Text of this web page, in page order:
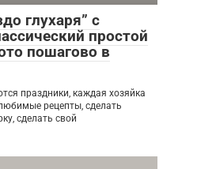
глухаря” с
простой
пошагово в
праздники, каждая хозяйка
рецепты, сделать
сделать свой